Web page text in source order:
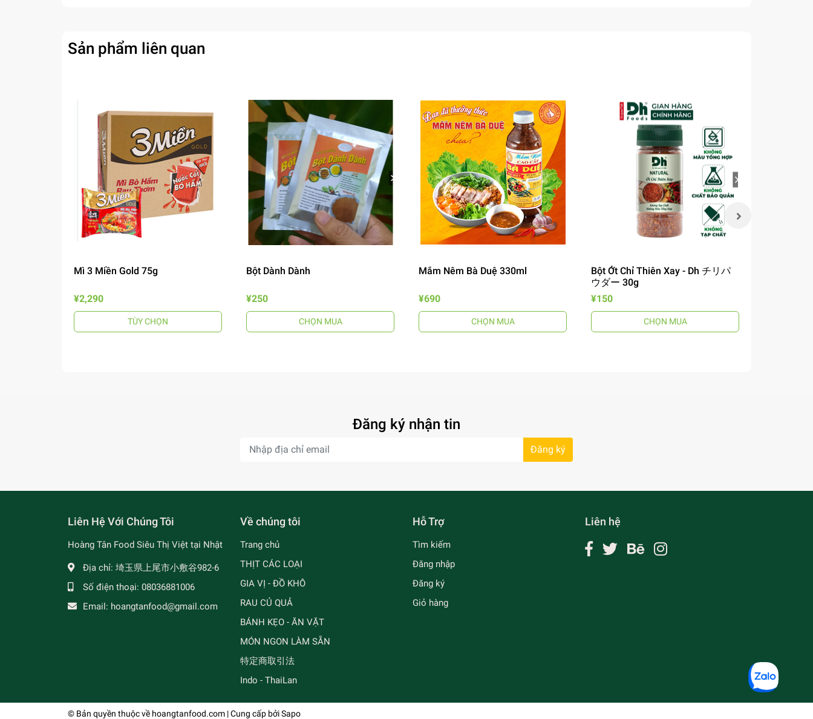
Sản phẩm liên quan
Mì 3 Miền Gold 75g
¥2,290
TÙY CHỌN
Bột Dành Dành
¥250
CHỌN MUA
Mắm Nêm Bà Duệ 330ml
¥690
CHỌN MUA
Bột Ớt Chỉ Thiên Xay - Dh チリパ
ウダー 30g
¥150
CHỌN MUA
Đăng ký nhận tin
Đăng ký
Liên Hệ Với Chúng Tôi
Hoàng Tân Food Siêu Thị Việt tại Nhật
Địa chỉ: 埼玉県上尾市小敷谷982-6
Số điện thoại: 08036881006
Email: hoangtanfood@gmail.com
Về chúng tôi
Trang chủ
THỊT CÁC LOẠI
GIA VỊ - ĐỒ KHÔ
RAU CỦ QUẢ
BÁNH KẸO - ĂN VẶT
MÓN NGON LÀM SẴN
特定商取引法
Indo - ThaiLan
Hỗ Trợ
Tìm kiếm
Đăng nhập
Đăng ký
Giỏ hàng
Liên hệ
© Bản quyền thuộc về hoangtanfood.com | Cung cấp bởiSapo